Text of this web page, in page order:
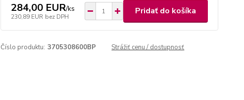
284,00 EUR/ks
230,89 EUR bez DPH
Pridať do košíka
Číslo produktu: 3705308600BP Strážiť cenu / dostupnosť